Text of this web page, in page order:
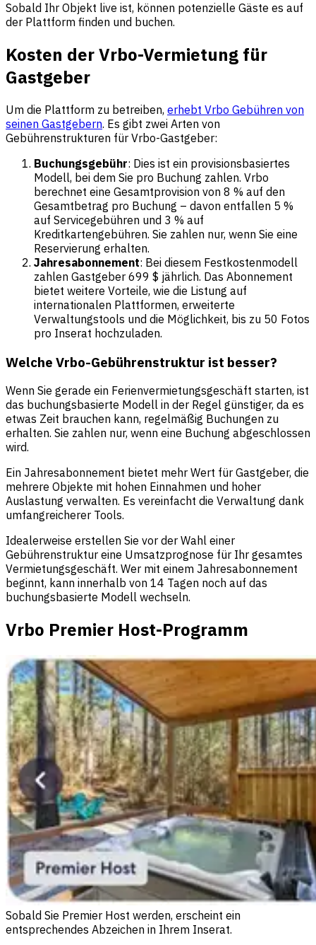
Sobald Ihr Objekt live ist, können potenzielle Gäste es auf
der Plattform finden und buchen.
Kosten der Vrbo-Vermietung für
Gastgeber
Um die Plattform zu betreiben, erhebt Vrbo Gebühren von
seinen Gastgebern. Es gibt zwei Arten von
Gebührenstrukturen für Vrbo-Gastgeber:
Buchungsgebühr: Dies ist ein provisionsbasiertes
Modell, bei dem Sie pro Buchung zahlen. Vrbo
berechnet eine Gesamtprovision von 8 % auf den
Gesamtbetrag pro Buchung – davon entfallen 5 %
auf Servicegebühren und 3 % auf
Kreditkartengebühren. Sie zahlen nur, wenn Sie eine
Reservierung erhalten.
Jahresabonnement: Bei diesem Festkostenmodell
zahlen Gastgeber 699 $ jährlich. Das Abonnement
bietet weitere Vorteile, wie die Listung auf
internationalen Plattformen, erweiterte
Verwaltungstools und die Möglichkeit, bis zu 50 Fotos
pro Inserat hochzuladen.
Welche Vrbo-Gebührenstruktur ist besser?
Wenn Sie gerade ein Ferienvermietungsgeschäft starten, ist
das buchungsbasierte Modell in der Regel günstiger, da es
etwas Zeit brauchen kann, regelmäßig Buchungen zu
erhalten. Sie zahlen nur, wenn eine Buchung abgeschlossen
wird.
Ein Jahresabonnement bietet mehr Wert für Gastgeber, die
mehrere Objekte mit hohen Einnahmen und hoher
Auslastung verwalten. Es vereinfacht die Verwaltung dank
umfangreicherer Tools.
Idealerweise erstellen Sie vor der Wahl einer
Gebührenstruktur eine Umsatzprognose für Ihr gesamtes
Vermietungsgeschäft. Wer mit einem Jahresabonnement
beginnt, kann innerhalb von 14 Tagen noch auf das
buchungsbasierte Modell wechseln.
Vrbo Premier Host-Programm
Sobald Sie Premier Host werden, erscheint ein
entsprechendes Abzeichen in Ihrem Inserat.